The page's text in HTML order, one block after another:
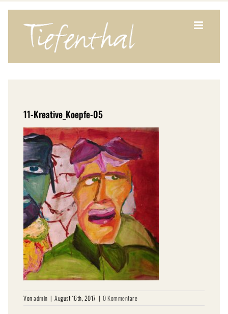
11-Kreative_Koepfe-05
Vonadmin | August 16th, 2017 | 0 Kommentare